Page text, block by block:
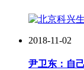
2018-11-02
尹卫东：自